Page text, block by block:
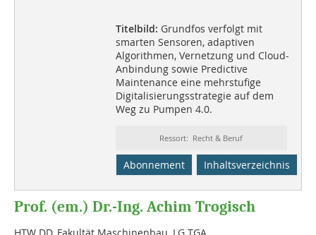
Titelbild: Grundfos verfolgt mit
smarten Sensoren, adaptiven
Algorithmen, Vernetzung und Cloud-
Anbindung sowie Predictive
Maintenance eine mehrstufige
Digitalisierungsstrategie auf dem
Weg zu Pumpen 4.0.
Ressort: Recht & Beruf
Abonnement Inhaltsverzeichnis
Prof. (em.) Dr.-Ing. Achim Trogisch